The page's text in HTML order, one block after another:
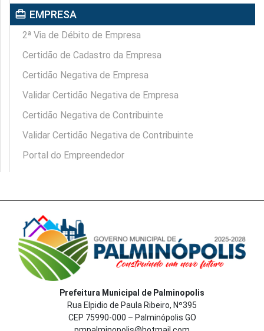
card_travel EMPRESA
2ª Via de Débito de Empresa
Certidão de Cadastro da Empresa
Certidão Negativa de Empresa
Validar Certidão Negativa de Empresa
Certidão Negativa de Contribuinte
Validar Certidão Negativa de Contribuinte
Portal do Empreendedor
Prefeitura Municipal de Palminopolis
Rua Elpidio de Paula Ribeiro, Nº395
CEP 75990-000 – Palminópolis GO